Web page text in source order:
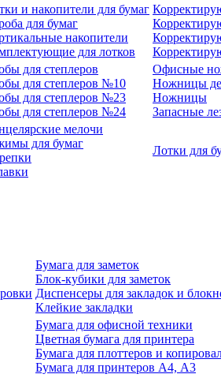
и накопители для бумаг
для бумаг
накопители
для лотков
для степлеров
для степлеров №10
для степлеров №23
для степлеров №24
Офисные
Ножницы
Ножницы
Запасные
мелочи
для бумаг
Лотки для
Бумага для заметок
Блок-кубики для заметок
Диспенсеры для закладок и
Клейкие закладки
Бумага для офисной техники
Цветная бумага для принтера
Бумага для плоттеров и
Бумага для принтеров А4, А3